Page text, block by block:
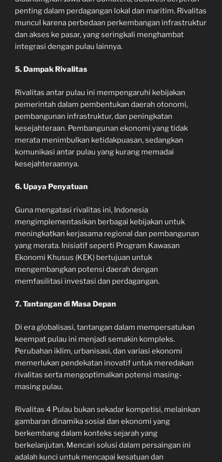
penting dalam perdagangan lokal dan maritim. Rivalitas
muncul karena perbedaan perkembangan infrastruktur
dan akses ke pasar, yang seringkali menghambat
integrasi dengan pulau lainnya.
5. Dampak Rivalitas
Rivalitas antar pulau ini mempengaruhi kebijakan
pemerintah dalam pembentukan daerah otonomi,
pembangunan infrastruktur, dan peningkatan
kesejahteraan. Pembangunan ekonomi yang tidak
merata menimbulkan ketidakpuasan, sedangkan
komunikasi antar pulau yang kurang memadai
kesejahteraannya.
6. Upaya Penyatuan
Guna mengatasi rivalitas ini, Indonesia
mengimplementasikan berbagai kebijakan untuk
meningkatkan kerjasama regional dan pembangunan
yang merata. Inisiatif seperti Program Kawasan
Ekonomi Khusus (KEK) bertujuan untuk
mengembangkan potensi daerah dengan
memfasilitasi investasi dan perdagangan.
7. Tantangan di Masa Depan
Di era globalisasi, tantangan dalam mempersatukan
keempat pulau ini menjadi semakin kompleks.
Perubahan iklim, urbanisasi, dan variasi ekonomi
memerlukan pendekatan inovatif untuk meredakan
rivalitas serta mengoptimalkan potensi masing-
masing pulau.
Rivalitas 4 Pulau bukan sekadar kompetisi, melainkan
gambaran dinamika sosial dan ekonomi yang
berkembang dalam konteks sejarah yang
berkelanjutan. Mencari solusi dalam persaingan ini
adalah kunci untuk mencapai kesatuan dan